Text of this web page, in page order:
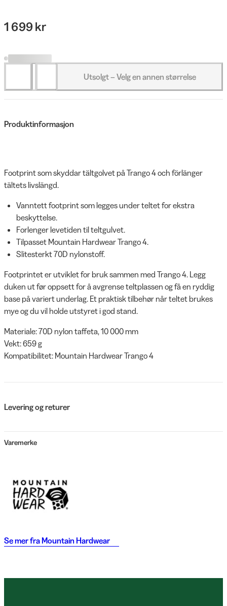
1 699 kr
Utsolgt – Velg en annen størrelse
Produktinformasjon
Footprint som skyddar tältgolvet på Trango 4 och förlänger
tältets livslängd.
Vanntett footprint som legges under teltet for ekstra
beskyttelse.
Forlenger levetiden til teltgulvet.
Tilpasset Mountain Hardwear Trango 4.
Slitesterkt 70D nylonstoff.
Footprintet er utviklet for bruk sammen med Trango 4. Legg
duken ut før oppsett for å avgrense teltplassen og få en ryddig
base på variert underlag. Et praktisk tilbehør når teltet brukes
mye og du vil holde utstyret i god stand.
Materiale: 70D nylon taffeta, 10 000 mm
Vekt: 659 g
Kompatibilitet: Mountain Hardwear Trango 4
Levering og returer
Varemerke
Se mer fra Mountain Hardwear